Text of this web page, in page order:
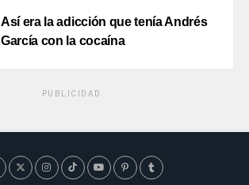
Así era la adicción que tenía Andrés
García con la cocaína
PUBLICIDAD